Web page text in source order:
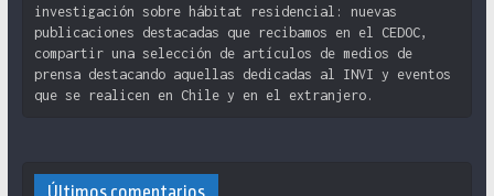
investigación sobre hábitat residencial: nuevas
publicaciones destacadas que recibamos en el CEDOC,
compartir una selección de artículos de medios de
prensa destacando aquellas dedicadas al INVI y eventos
que se realicen en Chile y en el extranjero.